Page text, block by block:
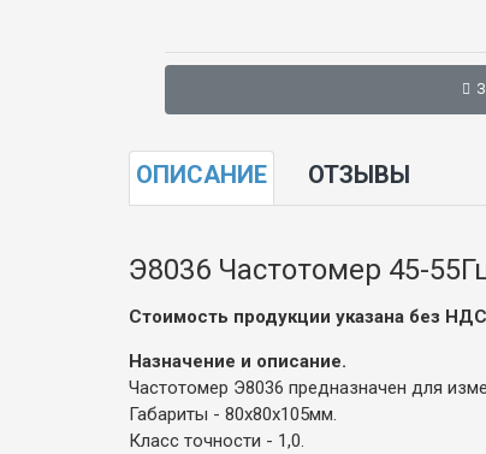
ОПИСАНИЕ ОТЗЫВЫ
Э8036 Частотомер 45-
Стоимость продукции указана без
Назначение и описание.
Частотомер Э8036 предназначен для
Габариты - 80х80х105мм.
Класс точности - 1,0.